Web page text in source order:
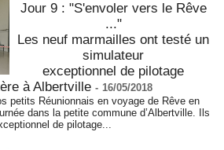
Jour 9 : "S'envoler vers le Rêve
..."
Les neuf marmailles ont testé un
simulateur
exceptionnel de pilotage
à Albertville - 16/05/2018
petits Réunionnais en voyage de Rêve en
dans la petite commune d’Albertville. Ils
de pilotage...